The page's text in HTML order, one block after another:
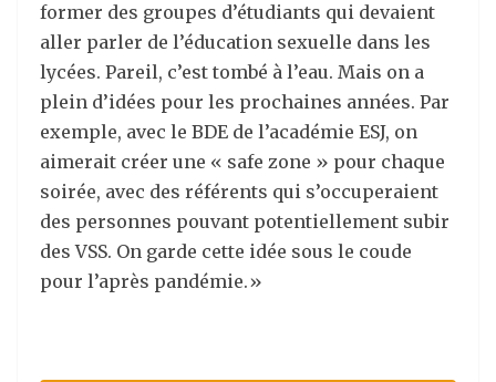
former des groupes d’étudiants qui devaient
aller parler de l’éducation sexuelle dans les
lycées. Pareil, c’est tombé à l’eau. Mais on a
plein d’idées pour les prochaines années. Par
exemple, avec le BDE de l’académie ESJ, on
aimerait créer une « safe zone » pour chaque
soirée, avec des référents qui s’occuperaient
des personnes pouvant potentiellement subir
des VSS. On garde cette idée sous le coude
pour l’après pandémie.»